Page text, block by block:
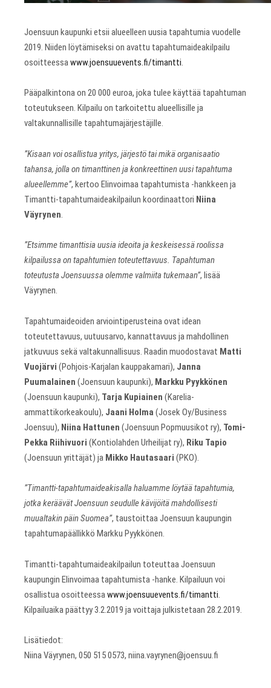
Joensuun kaupunki etsii alueelleen uusia tapahtumia vuodelle
2019. Niiden löytämiseksi on avattu tapahtumaideakilpailu
osoitteessa www.joensuuevents.fi/timantti
Pääpalkintona on 20 000 euroa, joka tulee käyttää tapahtuman
toteutukseen. Kilpailu on tarkoitettu alueellisille ja
valtakunnallisille tapahtumajärjestäjille.
”Kisaan voi osallistua yritys, järjestö tai mikä organisaatio
tahansa, jolla on timanttinen ja konkreettinen uusi tapahtuma
alueellemme”, kertoo Elinvoimaa tapahtumista -hankkeen ja
Timantti-tapahtumaideakilpailun koordinaattori Niina
Väyrynen
”Etsimme timanttisia uusia ideoita ja keskeisessä roolissa
kilpailussa on tapahtumien toteutettavuus. Tapahtuman
toteutusta Joensuussa olemme valmiita tukemaan”, lisää
Väyrynen.
Tapahtumaideoiden arviointiperusteina ovat idean
toteutettavuus, uutuusarvo, kannattavuus ja mahdollinen
jatkuvuus sekä valtakunnallisuus. Raadin muodostavat Matti
Vuojärvi (Pohjois-Karjalan kauppakamari), Janna
Puumalainen (Joensuun kaupunki), Markku Pyykkönen
(Joensuun kaupunki), Tarja Kupiainen (Karelia-
ammattikorkeakoulu), Jaani Holma (Josek Oy/Business
Joensuu), Niina Hattunen (Joensuun Popmuusikot ry), Tomi-
Pekka Riihivuori (Kontiolahden Urheilijat ry), Riku Tapio
(Joensuun yrittäjät) ja Mikko Hautasaari (PKO).
”Timantti-tapahtumaideakisalla haluamme löytää tapahtumia,
jotka keräävät Joensuun seudulle kävijöitä mahdollisesti
muualtakin päin Suomea”, taustoittaa Joensuun kaupungin
tapahtumapäällikkö Markku Pyykkönen.
Timantti-tapahtumaideakilpailun toteuttaa Joensuun
kaupungin Elinvoimaa tapahtumista -hanke. Kilpailuun voi
osallistua osoitteessa www.joensuuevents.fi/timantti
Kilpailuaika päättyy 3.2.2019 ja voittaja julkistetaan 28.2.2019.
Lisätiedot:
Niina Väyrynen, 050 515 0573, niina.vayrynen@joensuu.fi